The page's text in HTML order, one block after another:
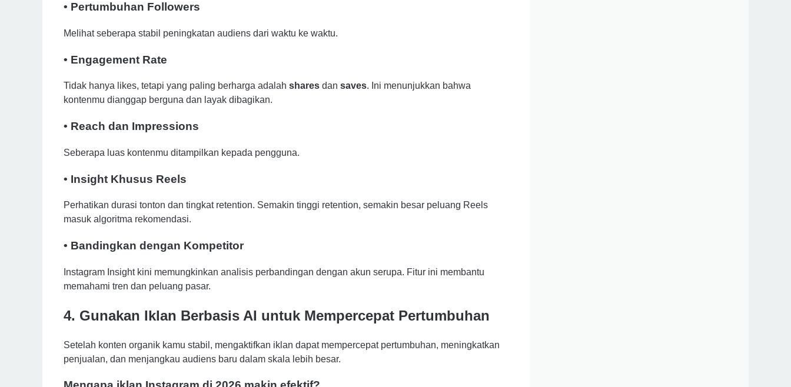
• Pertumbuhan Followers
Melihat seberapa stabil peningkatan audiens dari waktu ke waktu.
• Engagement Rate
Tidak hanya likes, tetapi yang paling berharga adalah shares dan saves. Ini menunjukkan bahwa
kontenmu dianggap berguna dan layak dibagikan.
• Reach dan Impressions
Seberapa luas kontenmu ditampilkan kepada pengguna.
• Insight Khusus Reels
Perhatikan durasi tonton dan tingkat retention. Semakin tinggi retention, semakin besar peluang Reels
masuk algoritma rekomendasi.
• Bandingkan dengan Kompetitor
Instagram Insight kini memungkinkan analisis perbandingan dengan akun serupa. Fitur ini membantu
memahami tren dan peluang pasar.
4. Gunakan Iklan Berbasis AI untuk Mempercepat Pertumbuhan
Setelah konten organik kamu stabil, mengaktifkan iklan dapat mempercepat pertumbuhan, meningkatkan
penjualan, dan menjangkau audiens baru dalam skala lebih besar.